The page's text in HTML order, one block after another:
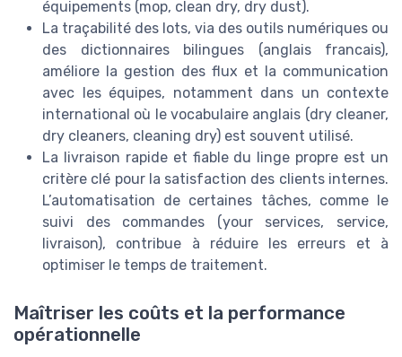
équipements (mop, clean dry, dry dust).
La traçabilité des lots, via des outils numériques ou
des dictionnaires bilingues (anglais francais),
améliore la gestion des flux et la communication
avec les équipes, notamment dans un contexte
international où le vocabulaire anglais (dry cleaner,
dry cleaners, cleaning dry) est souvent utilisé.
La livraison rapide et fiable du linge propre est un
critère clé pour la satisfaction des clients internes.
L’automatisation de certaines tâches, comme le
suivi des commandes (your services, service,
livraison), contribue à réduire les erreurs et à
optimiser le temps de traitement.
Maîtriser les coûts et la performance
opérationnelle